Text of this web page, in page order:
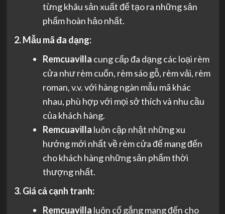
từng khâu sản xuất để tạo ra những sản
phẩm hoàn hảo nhất.
2. Mẫu mã đa dạng:
Remcuavilla cung cấp đa dạng các loại rèm
cửa như rèm cuốn, rèm sáo gỗ, rèm vải, rèm
roman, v.v. với hàng ngàn mẫu mã khác
nhau, phù hợp với mọi sở thích và nhu cầu
của khách hàng.
Remcuavilla luôn cập nhật những xu
hướng mới nhất về rèm cửa để mang đến
cho khách hàng những sản phẩm thời
thượng nhất.
3. Giá cả cạnh tranh:
Remcuavilla luôn cố gắng mang đến cho